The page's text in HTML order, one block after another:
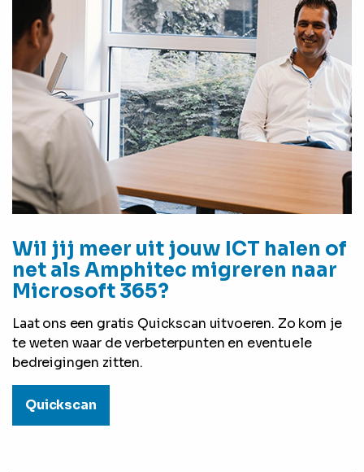
Wil jij meer uit jouw ICT halen of
net als Amphitec migreren naar
Microsoft 365?
Laat ons een gratis Quickscan uitvoeren. Zo kom je
te weten waar de verbeterpunten en eventuele
bedreigingen zitten.
Quickscan